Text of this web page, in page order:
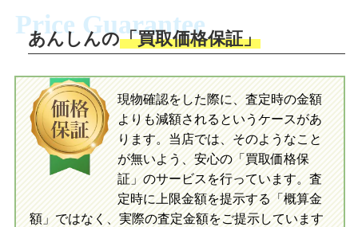
送。当店へ無料で発送いただけます。
入金完了
当店に査定したおもちゃがご到着後、ご
指定の口座に即日入金可能です。
買取の流れ 写真の撮影方法
ださい。お電話にて集荷依頼を行い発
送。当店へ無料で発送いただけます。
当店に査定したおもちゃがご到着後、ご
指定の口座に即日入金可能です。
初めての方へ LINE査定の流れ 写真の撮影方法
Price Guarantee
あんしんの「買取価格保証」
現物確認をした際に、査定時の金額
よりも減額されるというケースがあ
ります。当店では、そのようなこと
が無いよう、安心の「買取価格保
証」のサービスを行っています。査
定時に上限金額を提示する「概算金
額」ではなく、実際の査定金額をご提示しています